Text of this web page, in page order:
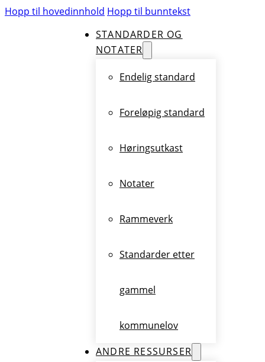
Hopp til hovedinnhold Hopp til bunntekst
STANDARDER OG
NOTATER
Endelig standard
Foreløpig standard
Høringsutkast
Notater
Rammeverk
Standarder etter
gammel
kommunelov
ANDRE RESSURSER